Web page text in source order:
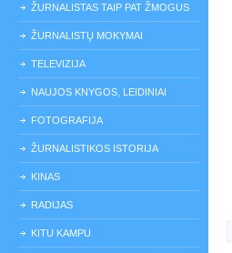
ŽURNALISTAS TAIP PAT ŽMOGUS
ŽURNALISTŲ MOKYMAI
TELEVIZIJA
NAUJOS KNYGOS, LEIDINIAI
FOTOGRAFIJA
ŽURNALISTIKOS ISTORIJA
KINAS
RADIJAS
KITU KAMPU